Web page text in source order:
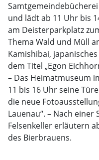
und lädt ab 11 Uhr bis
am Deisterparkplatz
Thema Wald und Müll
Kamishibai,
dem Titel „Egon
– Das Heimatmuseum
11 bis 16 Uhr seine
die neue
Lauenau“. – Nach
Felsenkeller erläutern
des Bierbrauens.